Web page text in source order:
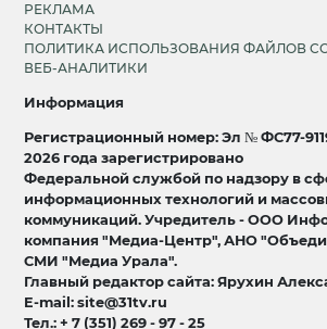
РЕКЛАМА
КОНТАКТЫ
ПОЛИТИКА ИСПОЛЬЗОВАНИЯ ФАЙЛОВ
ВЕБ-АНАЛИТИКИ
Информация
Регистрационный номер: Эл № ФС77-
2026 года зарегистрировано
Федеральной службой по надзору в
информационных технологий и
коммуникаций. Учредитель - ООО
компания "Медиа-Центр", АНО
СМИ "Медиа Урала".
Главный редактор сайта: Ярухин
E-mail: site@31tv.ru
Тел.: + 7 (351) 269 - 97 - 25